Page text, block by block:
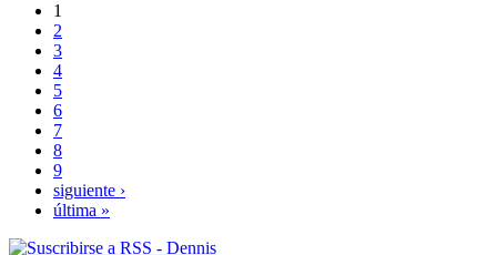
1
2
3
4
5
6
7
8
9
siguiente ›
última »